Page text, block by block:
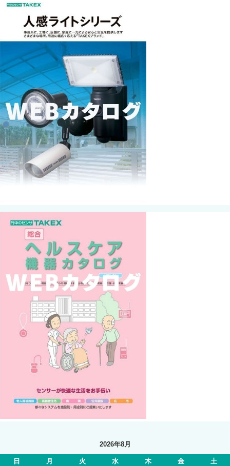
2026年8月
日 月 火 水 木 金 土